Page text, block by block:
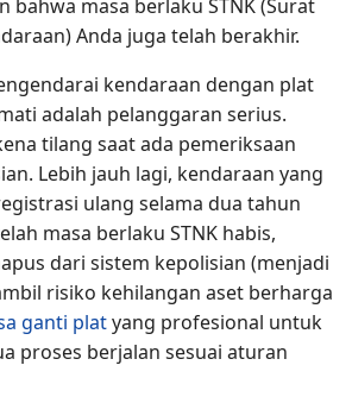
bahwa masa berlaku STNK (Surat
Anda juga telah berakhir.
kendaraan dengan plat
adalah pelanggaran serius.
tilang saat ada pemeriksaan
Lebih jauh lagi, kendaraan yang
ulang selama dua tahun
masa berlaku STNK habis,
dari sistem kepolisian (menjadi
risiko kehilangan aset berharga
ganti platyang profesional untuk
proses berjalan sesuai aturan